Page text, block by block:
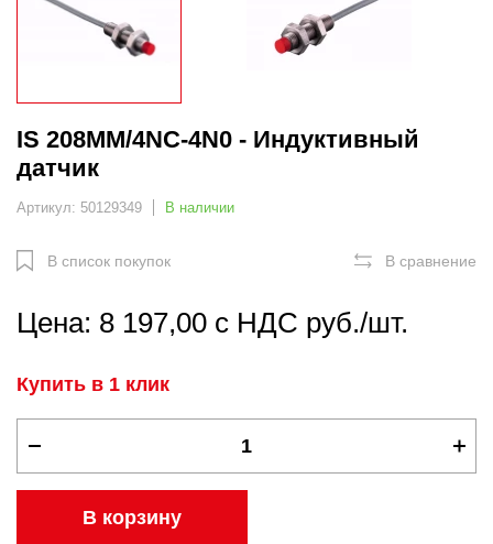
IS 208MM/4NC-4N0 - Индуктивный
датчик
Артикул: 50129349 В наличии
В список покупок В сравнение
Цена: 8 197,00 с НДС руб./шт.
Купить в 1 клик
В корзину